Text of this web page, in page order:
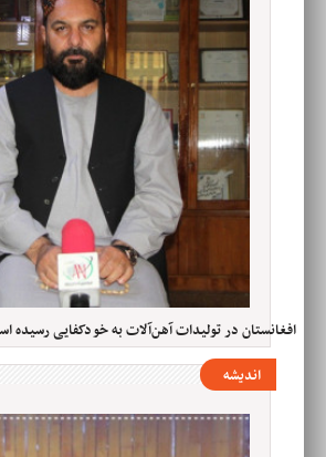
افغانستان در تولیدات آهن‌آلات به خودکفایی رسیده
اندیشه